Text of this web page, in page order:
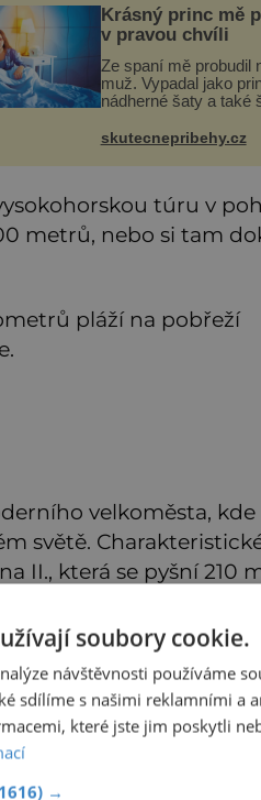
Krásný princ mě
v pravou chvíli
Ze spaní mě probudil
muž. Vypadal jako
nádherné šaty a také
kuchyni totiž začalo
malá holčička, měla
skutecnepribehy.cz
túru v
metrů, nebo si tam
pláží na pobřeží
velkoměsta, kde
světě.
II., která se pyšní 210
bary a
Humphreye
filmu
soubory cookie.
návštěvnosti používáme
sdílíme s našimi reklamními a
které jste jim poskytli
→